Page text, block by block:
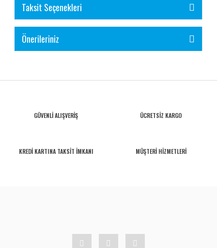
Taksit Seçenekleri
Önerileriniz
GÜVENLİ ALIŞVERİŞ ÜCRETSİZ KARGO
KREDİ KARTINA TAKSİT İMKANI MÜŞTERİ HİZMETLERİ